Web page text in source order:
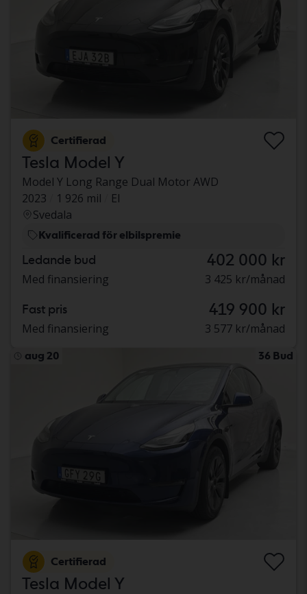
Certifierad
Tesla Model Y
Model Y Long Range Dual Motor AWD
2023
1 926 mil
El
Svedala
Kvalificerad för elbilspremie
Ledande bud 402 000 kr
Med finansiering 3 425 kr/månad
Fast pris 419 900 kr
Med finansiering 3 577 kr/månad
aug 20 36 Bud
Certifierad
Tesla Model Y